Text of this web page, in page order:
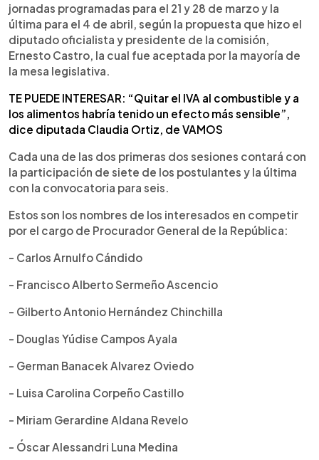
jornadas programadas para el 21 y 28 de marzo y la
última para el 4 de abril, según la propuesta que hizo el
diputado oficialista y presidente de la comisión,
Ernesto Castro, la cual fue aceptada por la mayoría de
la mesa legislativa.
TE PUEDE INTERESAR: “Quitar el IVA al combustible y a
los alimentos habría tenido un efecto más sensible”,
dice diputada Claudia Ortiz, de VAMOS
Cada una de las dos primeras dos sesiones contará con
la participación de siete de los postulantes y la última
con la convocatoria para seis.
Estos son los nombres de los interesados en competir
por el cargo de Procurador General de la República:
- Carlos Arnulfo Cándido
- Francisco Alberto Sermeño Ascencio
- Gilberto Antonio Hernández Chinchilla
- Douglas Yúdise Campos Ayala
- German Banacek Alvarez Oviedo
- Luisa Carolina Corpeño Castillo
- Miriam Gerardine Aldana Revelo
- Óscar Alessandri Luna Medina